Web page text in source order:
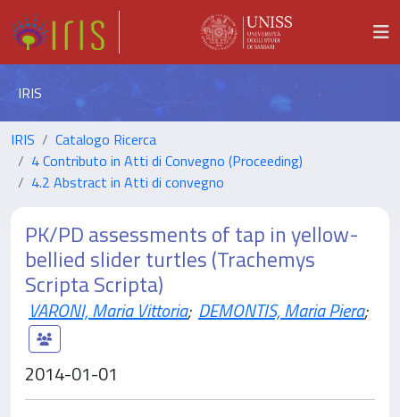
IRIS
IRIS
Catalogo Ricerca
4 Contributo in Atti di Convegno (Proceeding)
4.2 Abstract in Atti di convegno
PK/PD assessments of tap in yellow-
bellied slider turtles (Trachemys
Scripta Scripta)
VARONI, Maria Vittoria; DEMONTIS, Maria Piera;
2014-01-01